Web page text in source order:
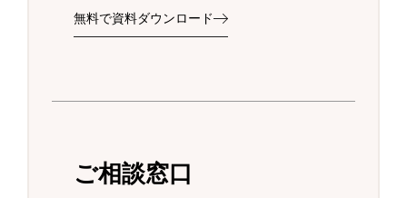
他社サービスとの比較検討や、新規開